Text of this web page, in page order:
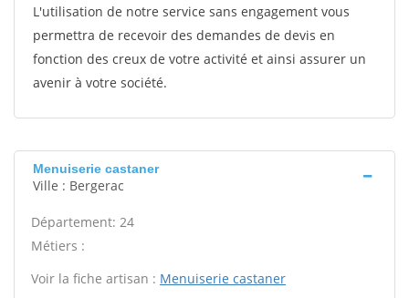
L'utilisation de notre service sans engagement vous
permettra de recevoir des demandes de devis en
fonction des creux de votre activité et ainsi assurer un
avenir à votre société.
Menuiserie castaner
Ville : Bergerac
Département: 24
Métiers :
Voir la fiche artisan : Menuiserie castaner